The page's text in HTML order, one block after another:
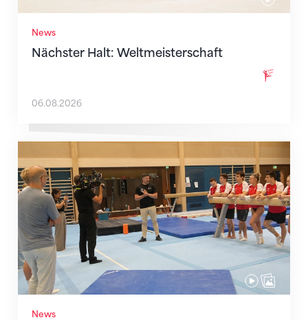
News
Nächster Halt: Weltmeisterschaft
06.08.2026
News
Mit klaren Zielen nach Zagreb